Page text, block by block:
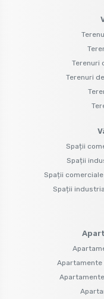
Terenuri
Terenuri
Spații
Spații
Spații
Spații
Apartamente